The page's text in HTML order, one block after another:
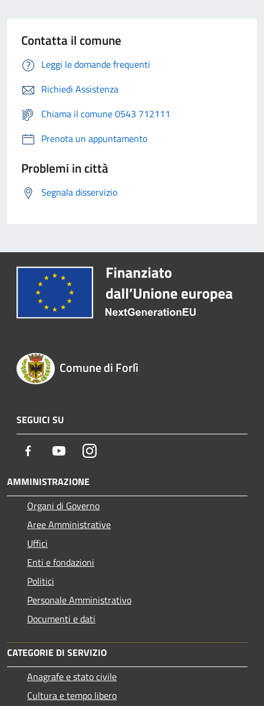
Contatta il comune
Leggi le domande frequenti
Richiedi Assistenza
Chiama il comune 0543 712111
Prenota un appuntamento
Problemi in città
Segnala disservizio
Comune di Forlì
SEGUICI SU
Facebook YoutubeInstagram
AMMINISTRAZIONE
Organi di Governo
Aree Amministrative
Uffici
Enti e fondazioni
Politici
Personale Amministrativo
Documenti e dati
CATEGORIE DI SERVIZIO
Anagrafe e stato civile
Cultura e tempo libero